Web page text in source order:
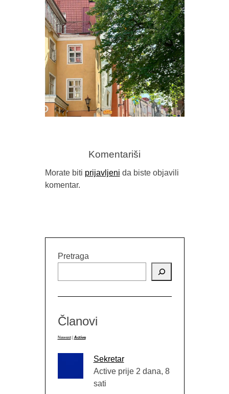
GORAN SARIĆ, “IDILA (NEĆU DA
Komentariši
Morate biti prijavljeni da biste objavili
komentar.
Pretraga
Članovi
Newest Active
Sekretar
Active prije 2 dana, 8
sati